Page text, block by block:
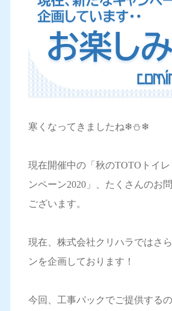
寒くなってきましたね❄⛄❄
現在開催中の「秋のTOTOトイ
ンペーン2020」、たくさんのお
ございます。
現在、株式会社クリハラではさ
ンを企画しております！
今回、工事パックでご提供する